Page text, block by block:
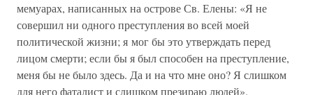
мемуарах, написанных на острове Св. Елены: «Я не
совершил ни одного преступления во всей моей
политической жизни; я мог бы это утверждать перед
лицом смерти; если бы я был способен на преступление,
меня бы не было здесь. Да и на что мне оно? Я слишком
для него фаталист и слишком презираю людей».